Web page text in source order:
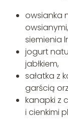
owsianka
siemienia
jogurt
jabłkiem,
sałatka z
garścią
kanapki z
i cienkimi